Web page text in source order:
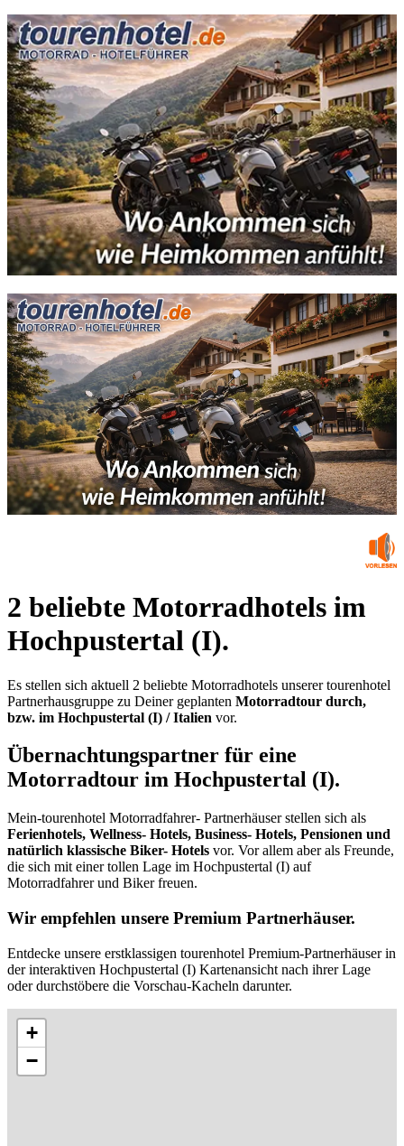
2 beliebte Motorradhotels im
Hochpustertal (I).
Es stellen sich aktuell 2 beliebte Motorradhotels unserer tourenhotel
Partnerhausgruppe zu Deiner geplanten Motorradtour durch,
bzw. im Hochpustertal (I) / Italien vor.
Übernachtungspartner für eine
Motorradtour im Hochpustertal (I).
Mein-tourenhotel Motorradfahrer- Partnerhäuser stellen sich als
Ferienhotels, Wellness- Hotels, Business- Hotels, Pensionen und
natürlich klassische Biker- Hotels vor. Vor allem aber als Freunde,
die sich mit einer tollen Lage im Hochpustertal (I) auf
Motorradfahrer und Biker freuen.
Wir empfehlen unsere Premium Partnerhäuser.
Entdecke unsere erstklassigen tourenhotel Premium-Partnerhäuser in
der interaktiven Hochpustertal (I) Kartenansicht nach ihrer Lage
oder durchstöbere die Vorschau-Kacheln darunter.
+
−